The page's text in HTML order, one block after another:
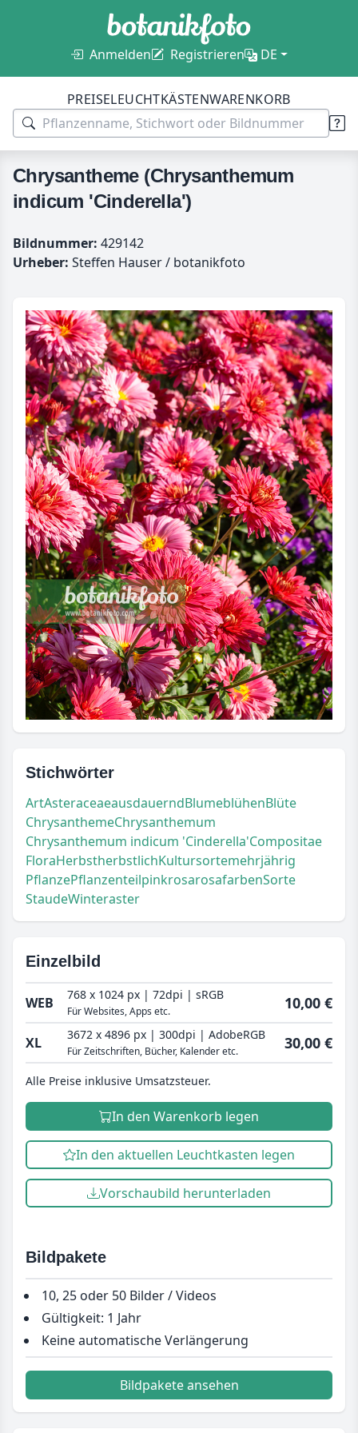
Anmelden Registrieren DE
PREISELEUCHTKÄSTENWARENKORB
Chrysantheme (Chrysanthemum
indicum 'Cinderella')
Bildnummer: 429142
Urheber: Steffen Hauser / botanikfoto
Stichwörter
ArtAsteraceaeausdauerndBlumeblühenBlüte
ChrysanthemeChrysanthemum
Chrysanthemum indicum 'Cinderella'Compositae
FloraHerbstherbstlichKultursortemehrjährig
PflanzePflanzenteilpinkrosarosafarbenSorte
StaudeWinteraster
Einzelbild
WEB 768 x 1024 px | 72dpi | sRGB
Für Websites, Apps etc. 10,00 €
XL 3672 x 4896 px | 300dpi | AdobeRGB
Für Zeitschriften, Bücher, Kalender etc. 30,00 €
Alle Preise inklusive Umsatzsteuer.
In den Warenkorb legen
In den aktuellen Leuchtkasten legen
Vorschaubild herunterladen
Bildpakete
10, 25 oder 50 Bilder / Videos
Gültigkeit: 1 Jahr
Keine automatische Verlängerung
Bildpakete ansehen